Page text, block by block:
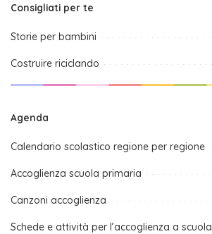
Consigliati per te
Storie per bambini
Costruire riciclando
Agenda
Calendario scolastico regione per regione
Accoglienza scuola primaria
Canzoni accoglienza
Schede e attività per l’accoglienza a scuola